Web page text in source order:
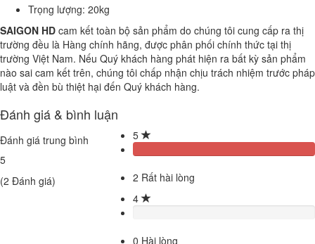
Trọng lượng: 20kg
SAIGON HD cam kết toàn bộ sản phẩm do chúng tôi cung cấp ra thị
trường đều là Hàng chính hãng, được phân phối chính thức tại thị
trường Việt Nam. Nếu Quý khách hàng phát hiện ra bất kỳ sản phẩm
nào sai cam kết trên, chúng tôi chấp nhận chịu trách nhiệm trước pháp
luật và đền bù thiệt hại đến Quý khách hàng.
Đánh giá & bình luận
Đánh giá trung bình
5
(2 Đánh giá)
5
2 Rất hài lòng
4
0 Hài lòng